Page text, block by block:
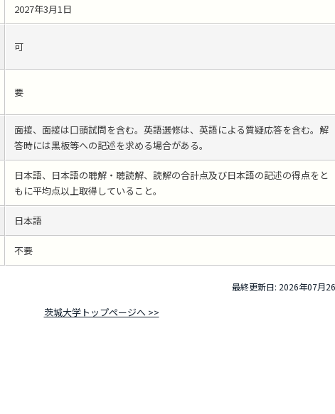
2027年3月1日
可
要
面接、面接は口頭試問を含む。英語選修は、英語による質疑応答を含む。解
答時には黒板等への記述を求める場合がある。
日本語、日本語の聴解・聴読解、読解の合計点及び日本語の記述の得点をと
もに平均点以上取得していること。
日本語
不要
最終更新日: 2026年07月
茨城大学トップページへ >>